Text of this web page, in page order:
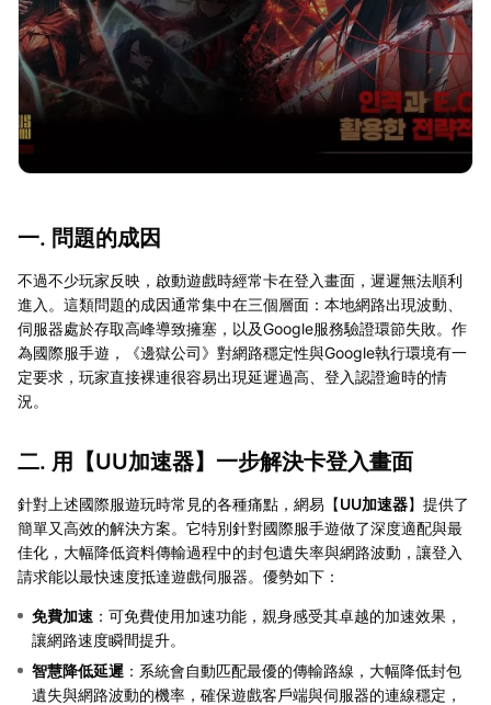
一. 問題的成因
不過不少玩家反映，啟動遊戲時經常卡在登入畫面，遲遲無法順利
進入。這類問題的成因通常集中在三個層面：本地網路出現波動、
伺服器處於存取高峰導致擁塞，以及Google服務驗證環節失敗。作
為國際服手遊，《邊獄公司》對網路穩定性與Google執行環境有一
定要求，玩家直接裸連很容易出現延遲過高、登入認證逾時的情
況。
二. 用【UU加速器】一步解決卡登入畫面
針對上述國際服遊玩時常見的各種痛點，網易【UU加速器】提供了
簡單又高效的解決方案。它特別針對國際服手遊做了深度適配與最
佳化，大幅降低資料傳輸過程中的封包遺失率與網路波動，讓登入
請求能以最快速度抵達遊戲伺服器。優勢如下：
免費加速 ：可免費使用加速功能，親身感受其卓越的加速效果，
讓網路速度瞬間提升。
智慧降低延遲 ：系統會自動匹配最優的傳輸路線，大幅降低封包
遺失與網路波動的機率，確保遊戲客戶端與伺服器的連線穩定，